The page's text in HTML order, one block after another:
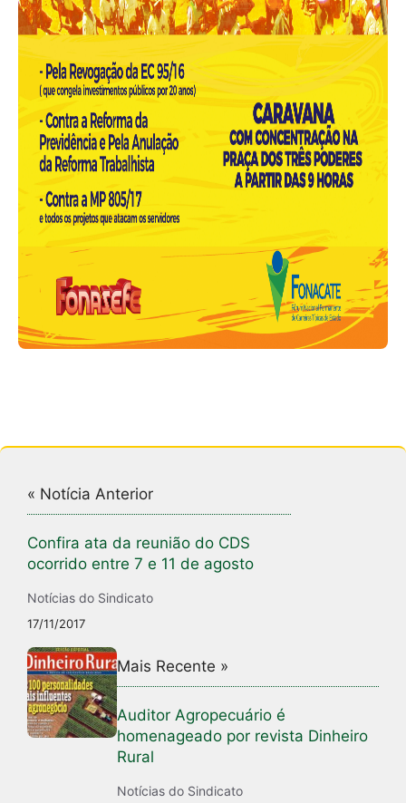
« Notícia Anterior
Confira ata da reunião do CDS
ocorrido entre 7 e 11 de agosto
Notícias do Sindicato
17/11/2017
Mais Recente »
Auditor Agropecuário é
homenageado por revista Dinheiro
Rural
Notícias do Sindicato